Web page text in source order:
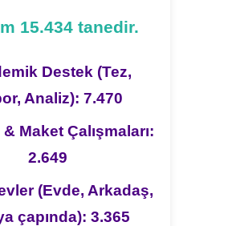
15.434 tanedir.
Destek (Tez,
Analiz): 7.470
& Maket Çalışmaları:
2.649
(Evde, Arkadaş,
çapında): 3.365